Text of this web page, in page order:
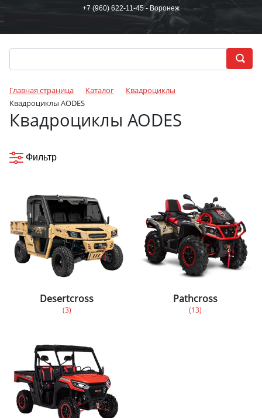
+7 (960) 622-11-45 - Воронеж
Главная страница Каталог
Квадроциклы
Квадроциклы AODES
Квадроциклы AODES
Фильтр
Desertcross
(3)
Pathcross
(13)